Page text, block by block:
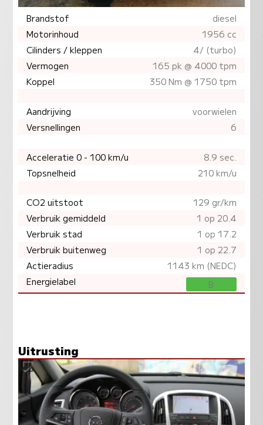
Brandstof
diesel
Motorinhoud
1956 cc
Cilinders / kleppen
4/ (turbo)
Vermogen
165 pk @ 4000 tpm
Koppel
350 Nm @ 1750 tpm
Aandrijving
voorwielen
Versnellingen
6
Acceleratie 0 - 100 km/u
8.9 sec.
Topsnelheid
210 km/u
CO2 uitstoot
129 gr/km
Verbruik gemiddeld
1 op 20.4
Verbruik stad
1 op 17.2
Verbruik buitenweg
1 op 22.7
Actieradius
1143 km (NEDC)
Energielabel
B
Uitrusting